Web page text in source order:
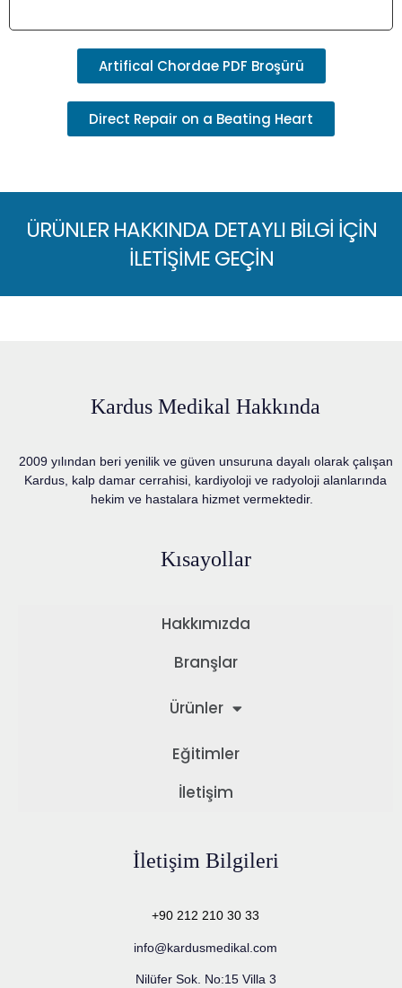
Artifical Chordae PDF Broşürü
Direct Repair on a Beating Heart
ÜRÜNLER HAKKINDA DETAYLI BİLGİ İÇİN
İLETİŞİME GEÇİN
Kardus Medikal Hakkında
2009 yılından beri yenilik ve güven unsuruna dayalı olarak çalışan
Kardus, kalp damar cerrahisi, kardiyoloji ve radyoloji alanlarında
hekim ve hastalara hizmet vermektedir.
Kısayollar
Hakkımızda
Branşlar
Ürünler
Eğitimler
İletişim
İletişim Bilgileri
+90 212 210 30 33
info@kardusmedikal.com
Nilüfer Sok. No:15 Villa 3